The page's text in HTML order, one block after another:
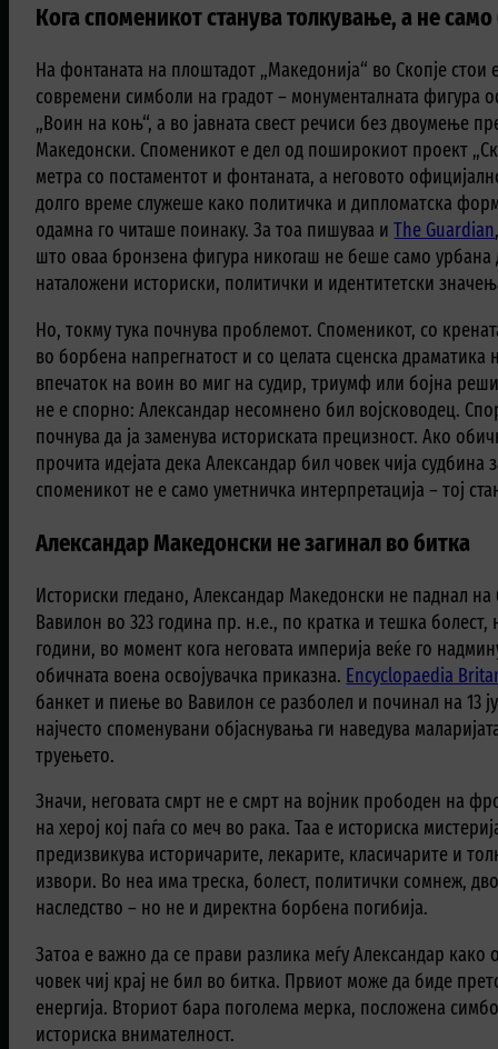
Кога споменикот станува толкување, а не
На фонтаната на плоштадот „Македонија“ во Скопје стои
современи симболи на градот – монументалната фигура
„Воин на коњ“, а во јавната свест речиси без двоумење
Македонски. Споменикот е дел од поширокиот проект
метра со постаментот и фонтаната, а неговото
долго време служеше како политичка и дипломатска
одамна го читаше поинаку. За тоа пишуваа иThe Guardian
што оваа бронзена фигура никогаш не беше само урбана
наталожени историски, политички и идентитетски
Но, токму тука почнува проблемот. Споменикот, со
во борбена напрегнатост и со целата сценска драматика
впечаток на воин во миг на судир, триумф или бојна
не е спорно: Александар несомнено бил војсководец.
почнува да ја заменува историската прецизност. Ако
прочита идејата дека Александар бил човек чија
споменикот не е само уметничка интерпретација – тој
Александар Македонски не загинал во битка
Историски гледано, Александар Македонски не паднал на
Вавилон во 323 година пр. н.е., по кратка и тешка болест,
години, во момент кога неговата империја веќе го
обичната воена освојувачка приказна. Encyclopaedia
банкет и пиење во Вавилон се разболел и починал на 13
најчесто споменувани објаснувања ги наведува
труењето.
Значи, неговата смрт не е смрт на војник прободен на
на херој кој паѓа со меч во рака. Таа е историска
предизвикува историчарите, лекарите, класичарите и
извори. Во неа има треска, болест, политички сомнеж,
наследство – но не и директна борбена погибија.
Затоа е важно да се прави разлика меѓу Александар како
човек чиј крај не бил во битка. Првиот може да биде
енергија. Вториот бара поголема мерка, посложена
историска внимателност.